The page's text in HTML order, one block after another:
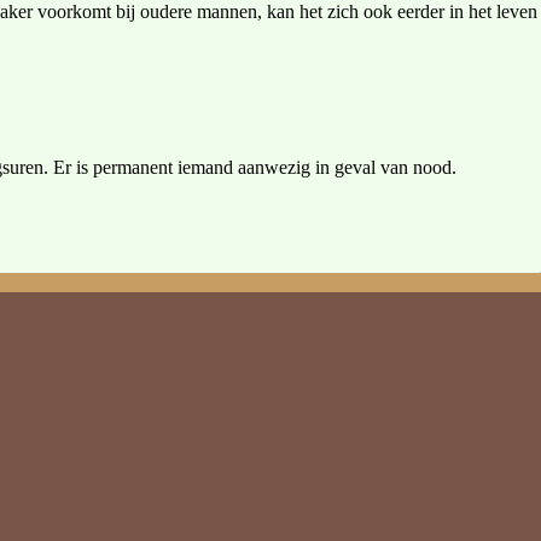
voorkomt bij oudere mannen, kan het zich ook eerder in het leven
Er is permanent iemand aanwezig in geval van nood.